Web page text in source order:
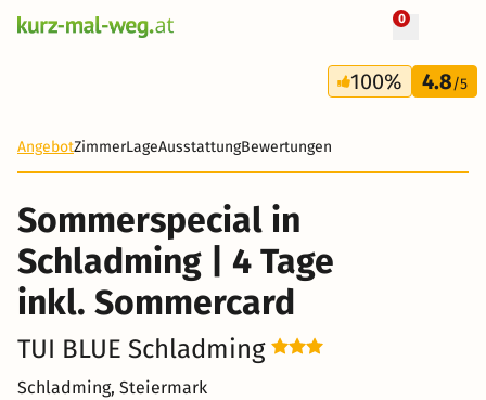
0
4 Tage
255 €
100% 4.8/5
AngebotZimmerLageAusstattungBewertungen
Sommerspecial in
Schladming | 4 Tage
inkl. Sommercard
TUI BLUE Schladming
Schladming, Steiermark